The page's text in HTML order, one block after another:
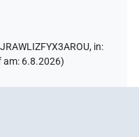
in:
am: 6.8.2026)